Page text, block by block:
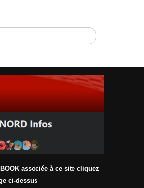
associée à ce site cliquez
ci-dessus